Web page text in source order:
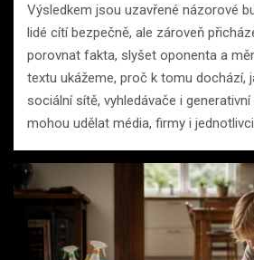
Výsledkem jsou uzavřené názorové
lidé cítí bezpečně, ale zároveň
porovnat fakta, slyšet oponenta a
textu ukážeme, proč k tomu dochází,
sociální sítě, vyhledávače i
mohou udělat média, firmy i